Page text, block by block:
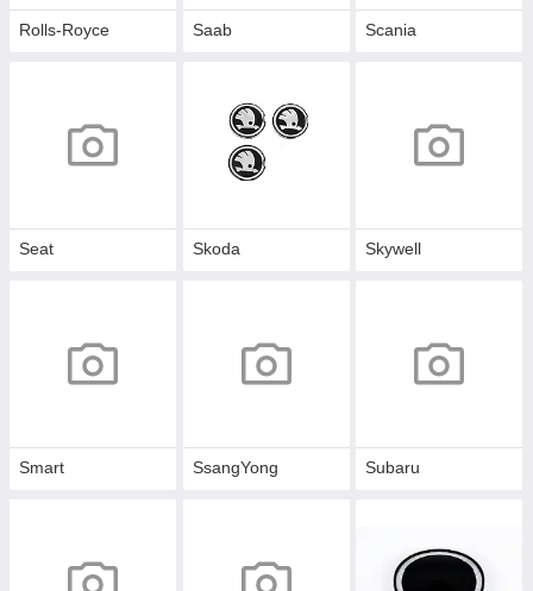
Rolls-Royce Saab Scania
Seat Skoda Skywell
Smart SsangYong Subaru